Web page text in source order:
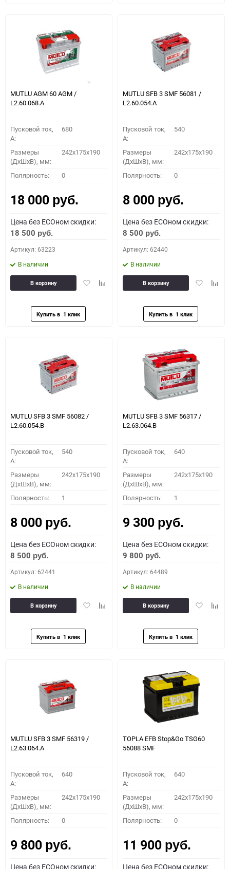
MUTLU AGM 60 AGM /
L2.60.068.A
Пусковой ток,
A:
680
Размеры
(ДхШхВ), мм:
242x175x190
Полярность: 0
18 000 руб.
Цена без ECOном скидки:
18 500 руб.
Артикул: 63223
В наличии
ДобавитьДобавить
В корзину
MUTLU SFB 3 SMF 56081 /
L2.60.054.A
Пусковой ток,
A:
540
Размеры
(ДхШхВ), мм:
242x175x190
Полярность: 0
8 000 руб.
Цена без ECOном скидки:
8 500 руб.
Артикул: 62440
В наличии
Добавить
В корзину
MUTLU SFB 3 SMF 56082 /
L2.60.054.B
Пусковой ток,
A:
540
Размеры
(ДхШхВ), мм:
242x175x190
Полярность: 1
8 000 руб.
Цена без ECOном скидки:
8 500 руб.
Артикул: 62441
В наличии
ДобавитьДобавить
В корзину
MUTLU SFB 3 SMF 56317 /
L2.63.064.B
Пусковой ток,
A:
640
Размеры
(ДхШхВ), мм:
242x175x190
Полярность: 1
9 300 руб.
Цена без ECOном скидки:
9 800 руб.
Артикул: 64489
В наличии
Добавить
В корзину
MUTLU SFB 3 SMF 56319 /
L2.63.064.А
Пусковой ток,
A:
640
Размеры
(ДхШхВ), мм:
242x175x190
Полярность: 0
9 800 руб.
Цена без ECOном скидки:
TOPLA EFB Stop&Go TSG60
56088 SMF
Пусковой ток,
A:
640
Размеры
(ДхШхВ), мм:
242x175x190
Полярность: 0
11 900 руб.
Цена без ECOном скидки: